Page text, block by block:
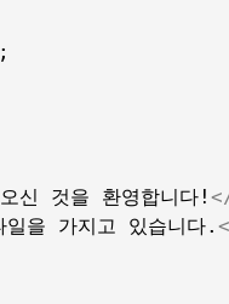
신 것을 환영합니다!
을 가지고 있습니다.